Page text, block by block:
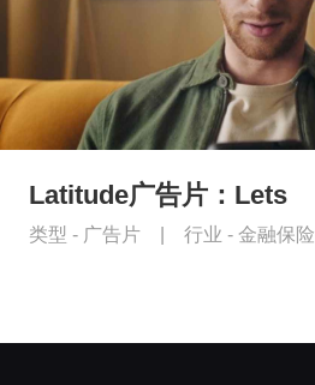
Latitude广告片：Lets
类型 - 广告片 行业 - 金融保险